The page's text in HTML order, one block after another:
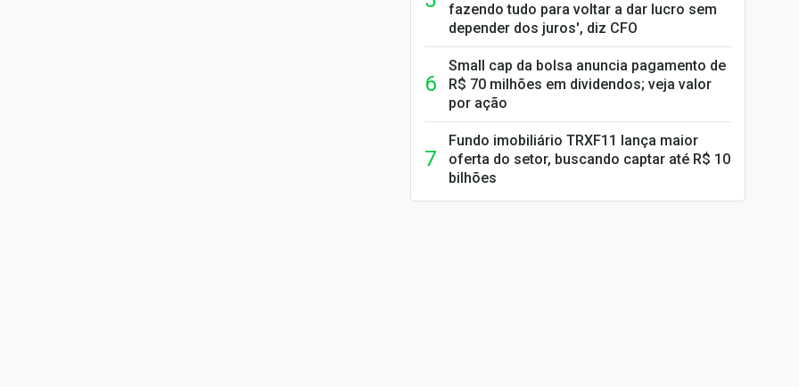
fazendo tudo para voltar a dar lucro sem
depender dos juros', diz CFO
Small cap da bolsa anuncia pagamento de
R$ 70 milhões em dividendos; veja valor
por ação
Fundo imobiliário TRXF11 lança maior
oferta do setor, buscando captar até R$ 10
bilhões